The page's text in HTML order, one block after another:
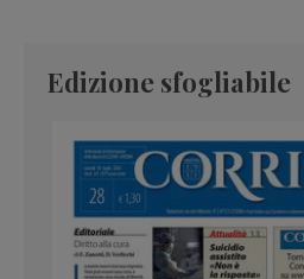
Edizione sfogliabile